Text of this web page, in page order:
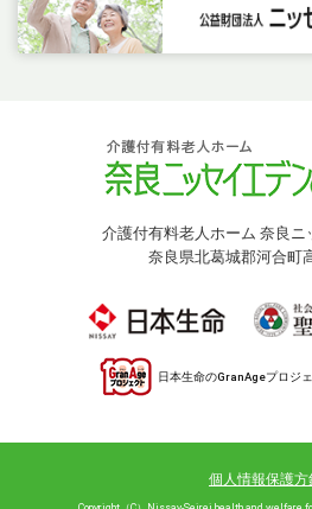
介護付有料老人ホーム 奈良ニ
奈良県北葛城郡河合町
日本生命のGranAgeプロジ
個人情報保護方